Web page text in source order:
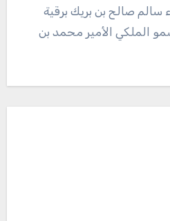
الملكي الأمير محمد بن